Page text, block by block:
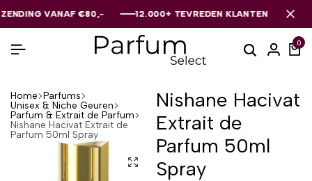
VANAF €80,- 12.000+ TEVREDEN KLANTEN
VANAF €80,- 12.000+ TEVREDEN KLANTEN
VANAF €80,- 12.000+ TEVREDEN KLANTEN
0
Home Parfums
Unisex & Niche Geuren
Parfum & Extrait de Parfum
Nishane Hacivat Extrait de
Parfum 50ml Spray
Nishane Hacivat
Extrait de
Parfum 50ml
Spray